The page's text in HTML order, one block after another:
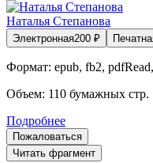
Наталья Степанова
Электронная200 ₽
Формат: epub, fb2,
Объем: 110 бумажных стр.
Подробнее
Пожаловаться
Читать фрагмент